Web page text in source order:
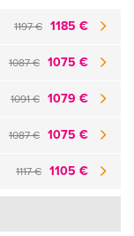
1197 € 1185 €
1087 € 1075 €
1091 € 1079 €
1087 € 1075 €
1117 € 1105 €